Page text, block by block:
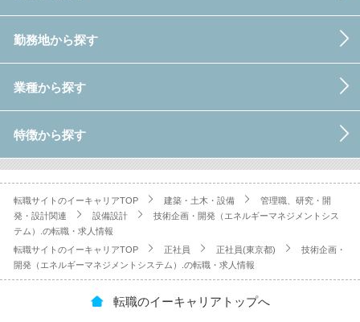
勤務地から探す
業種から探す
特徴から探す
転職サイトのイーキャリアTOP 建築・土木・設備
管理職、研究・開
発・設計関連
設備設計
技術企画・開発（エネルギーマネジメントシス
テム）.の転職・求人情報
転職サイトのイーキャリアTOP
正社員 正社員(東京都)
技術企画・
開発（エネルギーマネジメントシステム）.の転職・求人情報
転職のイーキャリアトップへ